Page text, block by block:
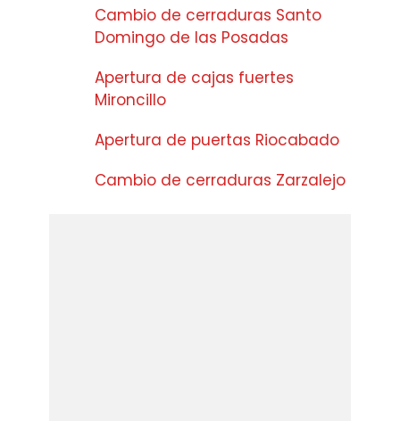
Cambio de cerraduras Santo
Domingo de las Posadas
Apertura de cajas fuertes
Mironcillo
Apertura de puertas Riocabado
Cambio de cerraduras Zarzalejo